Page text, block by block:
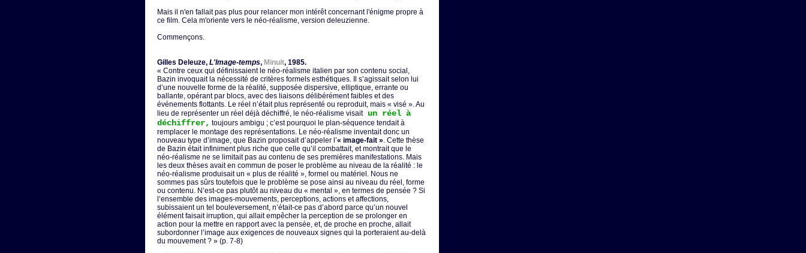
Mais il n'en fallait pas plus pour relancer mon intérêt concernant l'énigme propre à
ce film. Cela m'oriente vers le néo-réalisme, version deleuzienne.
Commençons.
Gilles Deleuze, L'Image-temps, Minuit, 1985.
« Contre ceux qui définissaient le néo-réalisme italien par son contenu social,
Bazin invoquait la nécessité de critères formels esthétiques. Il s’agissait selon lui
d’une nouvelle forme de la réalité, supposée dispersive, elliptique, errante ou
ballante, opérant par blocs, avec des liaisons délibérément faibles et des
événements flottants. Le réel n’était plus représenté ou reproduit, mais « visé ». Au
lieu de représenter un réel déjà déchiffré, le néo-réalisme visaitun réel à
déchiffrer, toujours ambigu ; c’est pourquoi le plan-séquence tendait à
remplacer le montage des représentations. Le néo-réalisme inventait donc un
nouveau type d’image, que Bazin proposait d’appeler l’« image-fait ». Cette thèse
de Bazin était infiniment plus riche que celle qu’il combattait, et montrait que le
néo-réalisme ne se limitait pas au contenu de ses premières manifestations. Mais
les deux thèses avait en commun de poser le problème au niveau de la réalité : le
néo-réalisme produisait un « plus de réalité », formel ou matériel. Nous ne
sommes pas sûrs toutefois que le problème se pose ainsi au niveau du réel, forme
ou contenu. N’est-ce pas plutôt au niveau du « mental », en termes de pensée ? Si
l’ensemble des images-mouvements, perceptions, actions et affections,
subissaient un tel bouleversement, n’était-ce pas d’abord parce qu’un nouvel
élément faisait irruption, qui allait empêcher la perception de se prolonger en
action pour la mettre en rapport avec la pensée, et, de proche en proche, allait
subordonner l’image aux exigences de nouveaux signes qui la porteraient au-delà
du mouvement ? » (p. 7-8)